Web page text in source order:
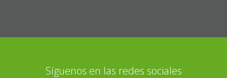
Síguenos en las redes sociales